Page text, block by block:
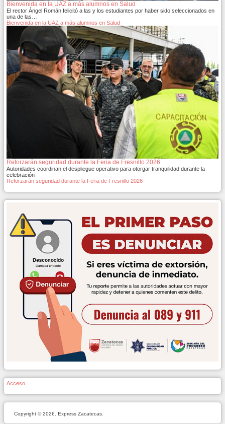
Bienvenida en la UAZ a más alumnos en Salud
El rector Ángel Román felicitó a las y los estudiantes por haber sido seleccionados en
una de las…
Bienvenida en la UAZ a más alumnos en Salud
Reforzarán seguridad durante la Feria de Fresnillo 2026
Autoridades coordinan el despliegue operativo para otorgar tranquilidad durante la
celebración
Reforzarán seguridad durante la Feria de Fresnillo 2026
Acceso
Copyright © 2026. Express Zacatecas.